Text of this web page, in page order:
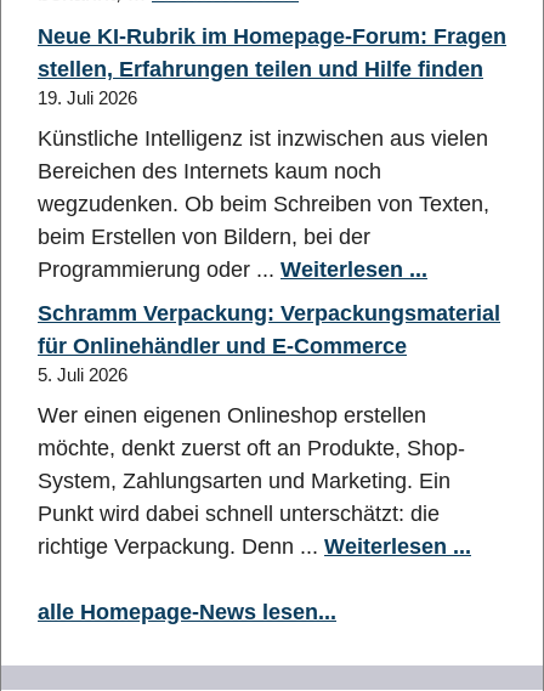
Neue KI-Rubrik im Homepage-Forum: Fragen
stellen, Erfahrungen teilen und Hilfe finden
19. Juli 2026
Künstliche Intelligenz ist inzwischen aus vielen
Bereichen des Internets kaum noch
wegzudenken. Ob beim Schreiben von Texten,
beim Erstellen von Bildern, bei der
Programmierung oder ... Weiterlesen ...
Schramm Verpackung: Verpackungsmaterial
für Onlinehändler und E-Commerce
5. Juli 2026
Wer einen eigenen Onlineshop erstellen
möchte, denkt zuerst oft an Produkte, Shop-
System, Zahlungsarten und Marketing. Ein
Punkt wird dabei schnell unterschätzt: die
richtige Verpackung. Denn ... Weiterlesen ...
alle Homepage-News lesen...